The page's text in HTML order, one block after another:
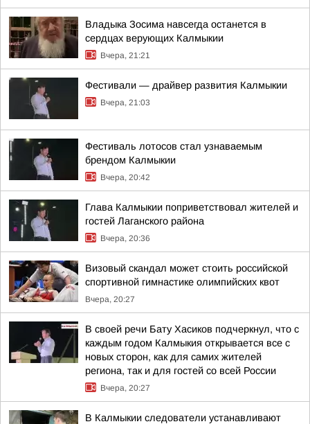
Владыка Зосима навсегда останется в
сердцах верующих Калмыкии
Вчера, 21:21
Фестивали — драйвер развития Калмыкии
Вчера, 21:03
Фестиваль лотосов стал узнаваемым
брендом Калмыкии
Вчера, 20:42
Глава Калмыкии поприветствовал жителей и
гостей Лаганского района
Вчера, 20:36
Визовый скандал может стоить российской
спортивной гимнастике олимпийских квот
Вчера, 20:27
В своей речи Бату Хасиков подчеркнул, что с
каждым годом Калмыкия открывается все с
новых сторон, как для самих жителей
региона, так и для гостей со всей России
Вчера, 20:27
В Калмыкии следователи устанавливают